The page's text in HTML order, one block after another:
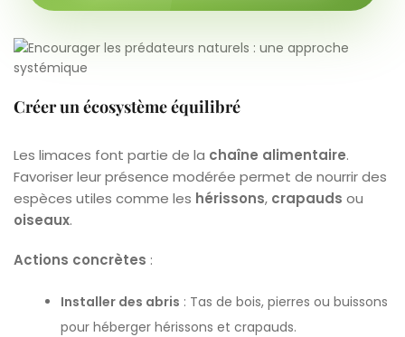
Créer un écosystème équilibré
Les limaces font partie de la chaîne alimentaire.
Favoriser leur présence modérée permet de nourrir des
espèces utiles comme les hérissons, crapauds ou
oiseaux.
Actions concrètes :
Installer des abris : Tas de bois, pierres ou buissons
pour héberger hérissons et crapauds.